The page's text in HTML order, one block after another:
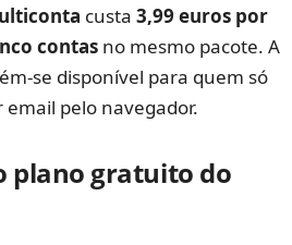
custa 3,99 euros por
contas no mesmo pacote. A
se disponível para quem só
pelo navegador.
plano gratuito do